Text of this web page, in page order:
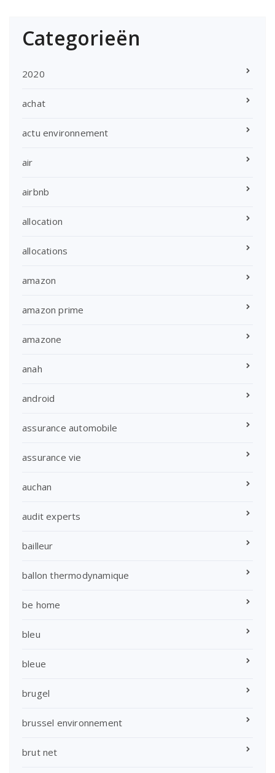
Categorieën
2020
achat
actu environnement
air
airbnb
allocation
allocations
amazon
amazon prime
amazone
anah
android
assurance automobile
assurance vie
auchan
audit experts
bailleur
ballon thermodynamique
be home
bleu
bleue
brugel
brussel environnement
brut net